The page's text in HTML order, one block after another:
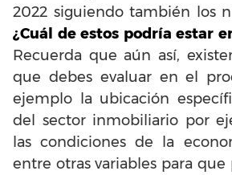
2022 siguiendo también los
¿Cuál de estos podría estar
Recuerda que aún así,
que debes evaluar en el
ejemplo la ubicación
del sector inmobiliario por
las condiciones de la
entre otras variables para